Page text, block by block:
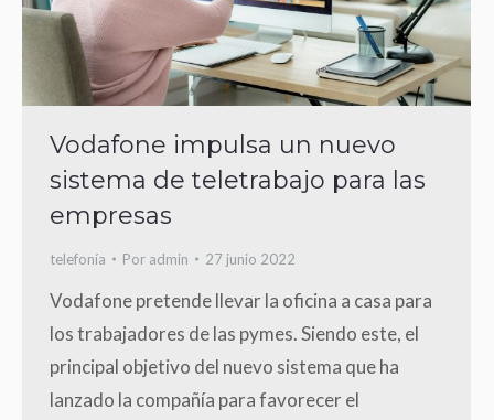
Vodafone impulsa un nuevo
sistema de teletrabajo para las
empresas
telefonía Por admin 27 junio 2022
Vodafone pretende llevar la oficina a casa para
los trabajadores de las pymes. Siendo este, el
principal objetivo del nuevo sistema que ha
lanzado la compañía para favorecer el